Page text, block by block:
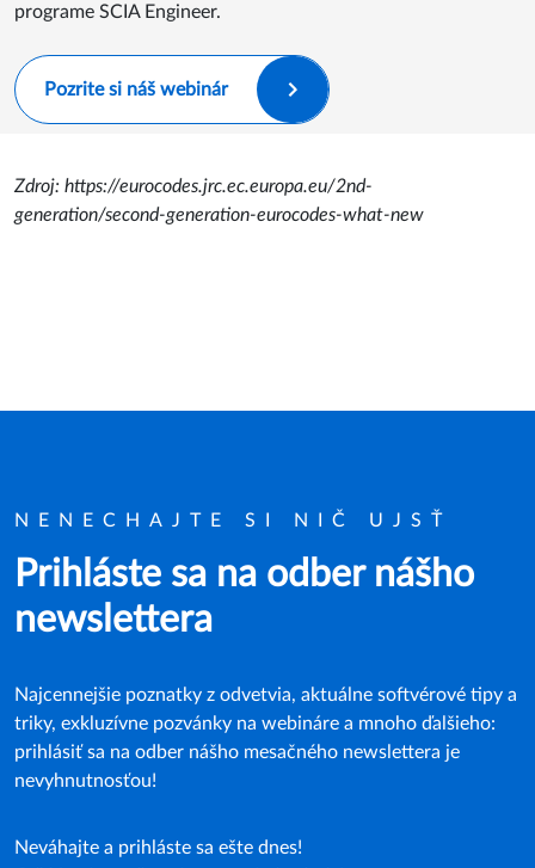
programe SCIA Engineer.
Pozrite si náš webinár
Zdroj: https://eurocodes.jrc.ec.europa.eu/2nd-
generation/second-generation-eurocodes-what-new
NENECHAJTE SI NIČ UJSŤ
Prihláste sa na odber nášho
newslettera
Najcennejšie poznatky z odvetvia, aktuálne softvérové tipy a
triky, exkluzívne pozvánky na webináre a mnoho ďalšieho:
prihlásiť sa na odber nášho mesačného newslettera je
nevyhnutnosťou!
Neváhajte a prihláste sa ešte dnes!